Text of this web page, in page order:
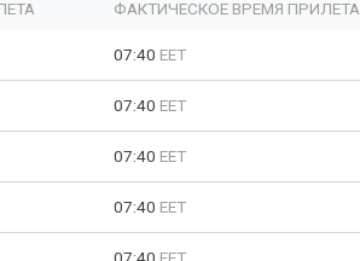
ФАКТИЧЕСКОЕ ВРЕМЯ ПРИЛЕТА
07:40 EET
07:40 EET
07:40 EET
07:40 EET